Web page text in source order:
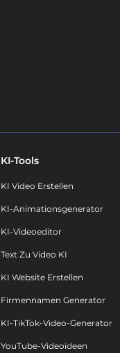
KI-Tools
KI Video Erstellen
KI-Animationsgenerator
KI-Videoeditor
Text Zu Video KI
KI Website Erstellen
Firmennamen Generator
KI-TikTok-Video-Generator
YouTube-Videoideen